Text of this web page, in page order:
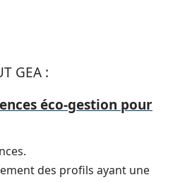
GEA :
éco-gestion pour
des profils ayant une